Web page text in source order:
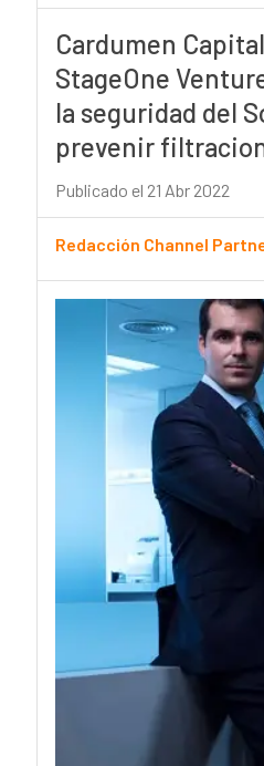
Cardumen
StageOne
la seguridad del
prevenir
Publicado el 21 Abr 2022
Redacción Channel